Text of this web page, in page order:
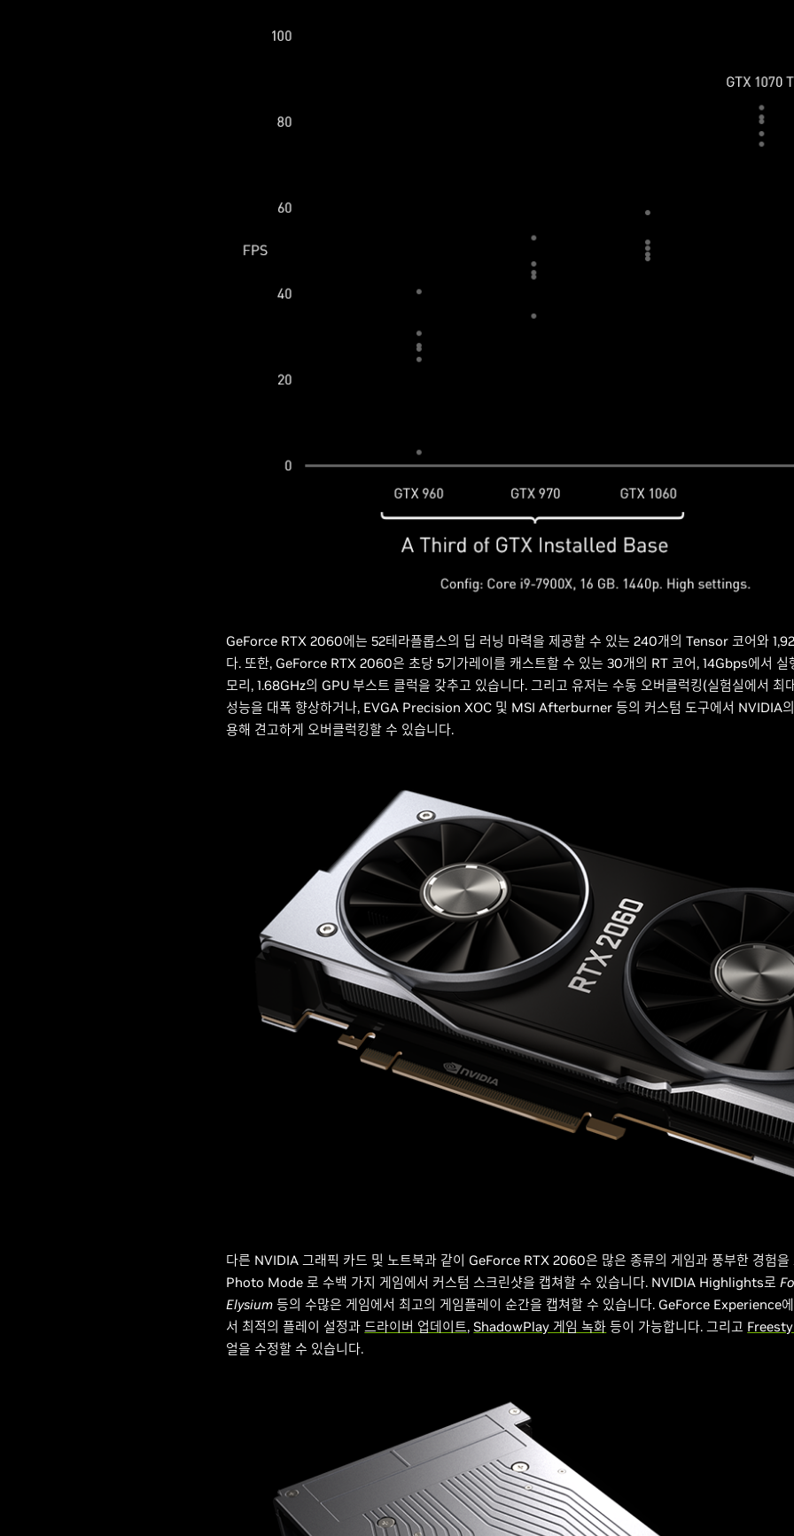
GeForce RTX 2060에는 52테라플롭스의 딥 러닝 마력을 제공할 수 있는 240개의 Tensor 코어와
다. 또한, GeForce RTX 2060은 초당 5기가레이를 캐스트할 수 있는 30개의 RT 코어, 14Gbps에서
모리, 1.68GHz의 GPU 부스트 클럭을 갖추고 있습니다. 그리고 유저는 수동 오버클럭킹(실험실에서
성능을 대폭 향상하거나, EVGA Precision XOC 및 MSI Afterburner 등의 커스텀 도구에서 NVIDIA
용해 견고하게 오버클럭킹할 수 있습니다.
다른 NVIDIA 그래픽 카드 및 노트북과 같이 GeForce RTX 2060은 많은 종류의 게임과 풍부한 경험을
Photo Mode 로 수백 가지 게임에서 커스텀 스크린샷을 캡쳐할 수 있습니다. NVIDIA Highlights로
Elysium 등의 수많은 게임에서 최고의 게임플레이 순간을 캡쳐할 수 있습니다. GeForce Experience
서 최적의 플레이 설정과드라이버 업데이트, ShadowPlay 게임 녹화 등이 가능합니다. 그리고
얼을 수정할 수 있습니다.